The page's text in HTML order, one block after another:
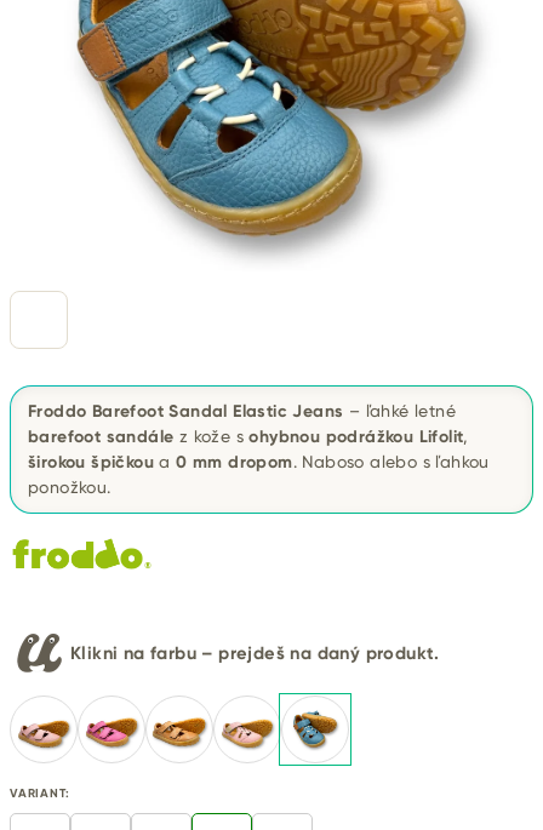
Froddo Barefoot Sandal Elastic Jeans – ľahké letné
barefoot sandále z kože sohybnou podrážkou Lifolit,
širokou špičkou a0 mm dropom. Naboso alebo s ľahkou
ponožkou.
Klikni na farbu – prejdeš na daný produkt.
VARIANT: